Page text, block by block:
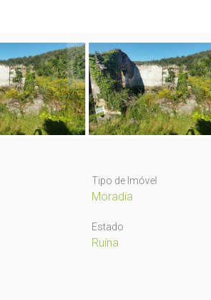
Tipo de Imóvel
Moradia
Estado
Ruína